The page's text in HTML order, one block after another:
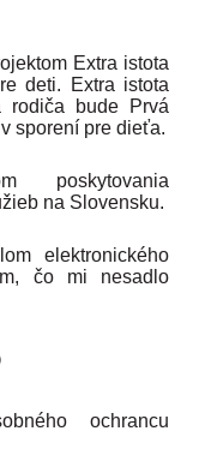
Extra istota
deti. Extra istota
rodiča bude Prvá
sporení pre dieťa.
poskytovania
na Slovensku.
elektronického
čo mi nesadlo
ochrancu